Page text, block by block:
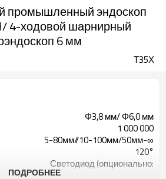
промышленный эндоскоп
4-ходовой шарнирный
6 мм
Т35Х
Φ3,8 мм/ Φ6,0 мм
1 000 000
5-80мм//10-100мм/50мм-∞
120°
Светодиод (опционально:
ПОДРОБНЕЕ